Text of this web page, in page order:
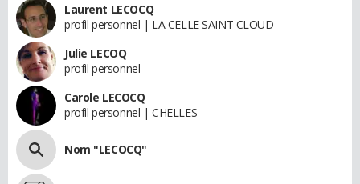
Laurent LECOCQ
profil personnel | LA CELLE SAINT CLOUD
Julie LECOQ
profil personnel
Carole LECOCQ
profil personnel | CHELLES
Nom "LECOCQ"